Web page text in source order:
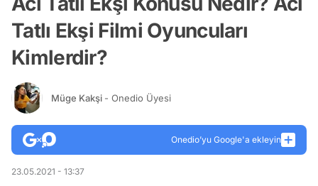
Tatlı Ekşi Filmi Oyuncuları
Kimlerdir?
Müge Kakşi - Onedio Üyesi
Onedio’yu Google'a ekleyin
23.05.2021 - 13:37